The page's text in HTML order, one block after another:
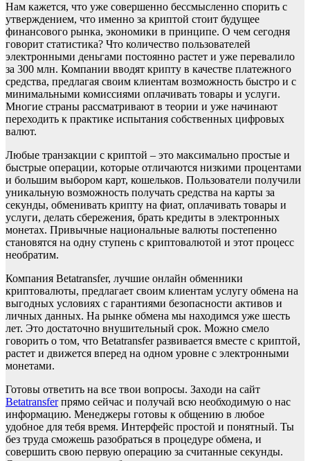
Нам кажется, что уже совершенно бессмысленно спорить с
утверждением, что именно за криптой стоит будущее
финансового рынка, экономики в принципе. О чем сегодня
говорит статистика? Что количество пользователей
электронными деньгами постоянно растет и уже перевалило
за 300 млн. Компании вводят крипту в качестве платежного
средства, предлагая своим клиентам возможность быстро и с
минимальными комиссиями оплачивать товары и услуги.
Многие страны рассматривают в теории и уже начинают
переходить к практике испытания собственных цифровых
валют.
Любые транзакции с криптой – это максимально простые и
быстрые операции, которые отличаются низкими процентами
и большим выбором карт, кошельков. Пользователи получили
уникальную возможность получать средства на карты за
секунды, обменивать крипту на фиат, оплачивать товары и
услуги, делать сбережения, брать кредиты в электронных
монетах. Привычные национальные валюты постепенно
становятся на одну ступень с криптовалютой и этот процесс
необратим.
Компания Betatransfer, лучшие онлайн обменники
криптовалюты, предлагает своим клиентам услугу обмена на
выгодных условиях с гарантиями безопасности активов и
личных данных. На рынке обмена мы находимся уже шесть
лет. Это достаточно внушительный срок. Можно смело
говорить о том, что Betatransfer развивается вместе с криптой,
растет и движется вперед на одном уровне с электронными
монетами.
Готовы ответить на все твои вопросы. Заходи на сайт
Betatransferпрямо сейчас и получай всю необходимую о нас
информацию. Менеджеры готовы к общению в любое
удобное для тебя время. Интерфейс простой и понятный. Ты
без труда сможешь разобраться в процедуре обмена, и
совершить свою первую операцию за считанные секунды.